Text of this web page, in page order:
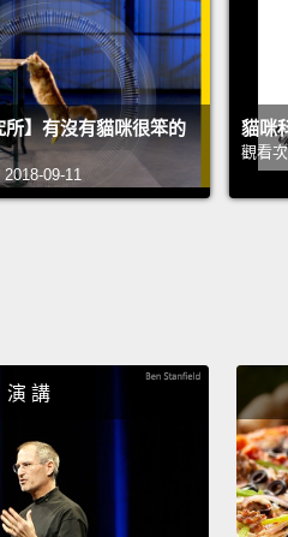
】有沒有貓咪很笨的
09-11
貓咪
觀看
演 講